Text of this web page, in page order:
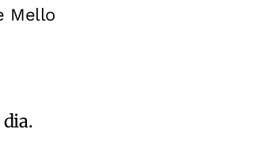
Mello